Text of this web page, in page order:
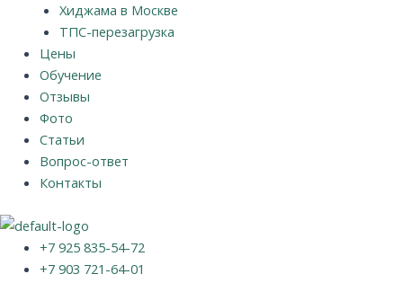
Хиджама в Москве
ТПС-перезагрузка
Цены
Обучение
Отзывы
Фото
Статьи
Вопрос-ответ
Контакты
+7 925 835-54-72
+7 903 721-64-01